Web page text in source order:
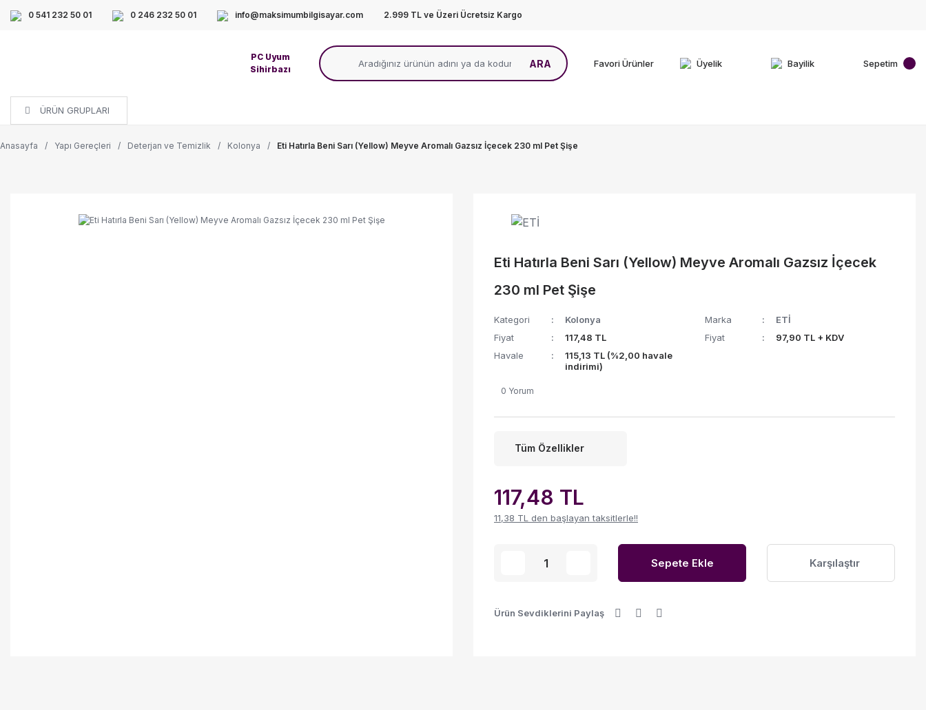
0 541 232 50 01 0 246 232 50 01 info@maksimumbilgisayar.com 2.999 TL ve Üzeri Ücretsiz Kargo
PC Uyum
Sihirbazı
ARA Favori Ürünler Üyelik Bayilik Sepetim
ÜRÜN GRUPLARI
Anasayfa Yapı Gereçleri Deterjan ve Temizlik Kolonya Eti Hatırla Beni Sarı (Yellow) Meyve Aromalı Gazsız İçecek 230 ml Pet Şişe
Eti Hatırla Beni Sarı (Yellow) Meyve Aromalı Gazsız İçecek
230 ml Pet Şişe
Kategori Kolonya Marka
ETİ
Fiyat
117,48 TL Fiyat
97,90 TL + KDV
Havale
115,13 TL (%2,00 havale
indirimi)
0 Yorum
Tüm Özellikler
117,48 TL
11,38 TL den başlayan taksitlerle!!
Sepete Ekle Karşılaştır
Ürün Sevdiklerini Paylaş